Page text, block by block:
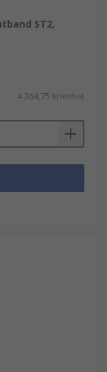
ST2,
4 364,75 kr/enhet